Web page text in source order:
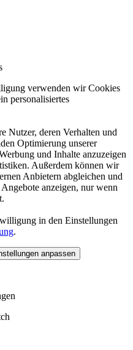
verwenden wir Cookies
personalisiertes
Nutzer, deren Verhalten und
Optimierung unserer
und Inhalte anzuzeigen
Außerdem können wir
Anbietern abgleichen und
anzeigen, nur wenn
in den Einstellungen
.
anpassen